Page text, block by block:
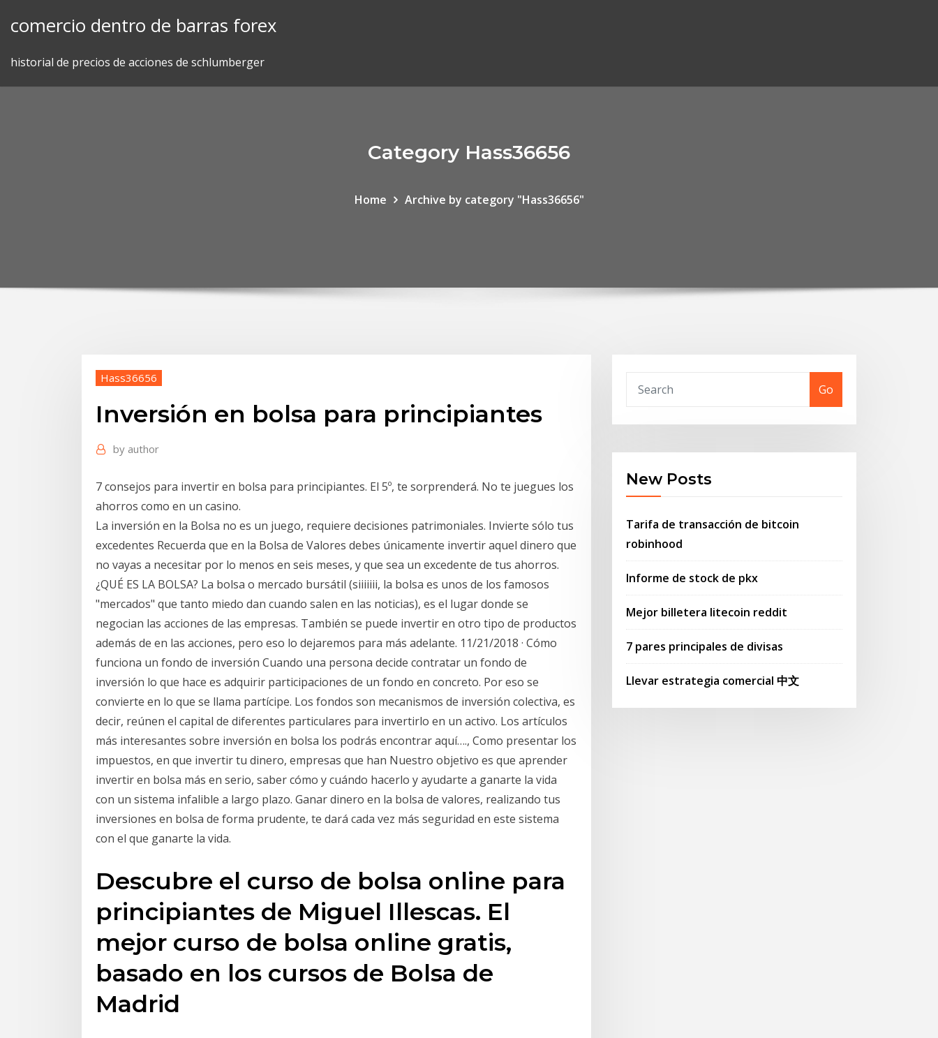
comercio dentro de barras forex
historial de precios de acciones de schlumberger
Category Hass36656
Home Archive by category "Hass36656"
Hass36656
Inversión en bolsa para principiantes
by author
7 consejos para invertir en bolsa para principiantes. El 5º, te sorprenderá. No te juegues los
ahorros como en un casino.
La inversión en la Bolsa no es un juego, requiere decisiones patrimoniales. Invierte sólo tus
excedentes Recuerda que en la Bolsa de Valores debes únicamente invertir aquel dinero que
no vayas a necesitar por lo menos en seis meses, y que sea un excedente de tus ahorros.
¿QUÉ ES LA BOLSA? La bolsa o mercado bursátil (siiiiiii, la bolsa es unos de los famosos
"mercados" que tanto miedo dan cuando salen en las noticias), es el lugar donde se
negocian las acciones de las empresas. También se puede invertir en otro tipo de productos
además de en las acciones, pero eso lo dejaremos para más adelante. 11/21/2018 · Cómo
funciona un fondo de inversión Cuando una persona decide contratar un fondo de
inversión lo que hace es adquirir participaciones de un fondo en concreto. Por eso se
convierte en lo que se llama partícipe. Los fondos son mecanismos de inversión colectiva, es
decir, reúnen el capital de diferentes particulares para invertirlo en un activo. Los artículos
más interesantes sobre inversión en bolsa los podrás encontrar aquí…., Como presentar los
impuestos, en que invertir tu dinero, empresas que han Nuestro objetivo es que aprender
invertir en bolsa más en serio, saber cómo y cuándo hacerlo y ayudarte a ganarte la vida
con un sistema infalible a largo plazo. Ganar dinero en la bolsa de valores, realizando tus
inversiones en bolsa de forma prudente, te dará cada vez más seguridad en este sistema
con el que ganarte la vida.
Descubre el curso de bolsa online para
principiantes de Miguel Illescas. El
mejor curso de bolsa online gratis,
basado en los cursos de Bolsa de
Madrid
Go
New Posts
Tarifa de transacción de bitcoin
robinhood
Informe de stock de pkx
Mejor billetera litecoin reddit
7 pares principales de divisas
Llevar estrategia comercial 中文